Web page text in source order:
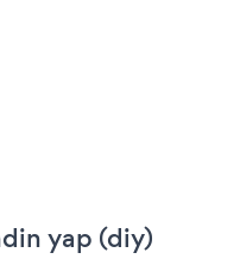
yap (diy)